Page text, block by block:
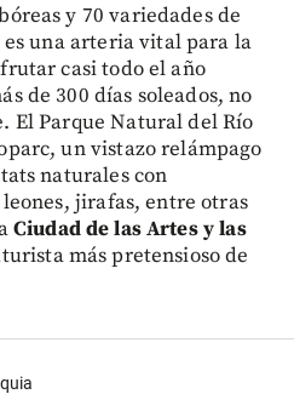
y 70 variedades de
una arteria vital para la
casi todo el año
de 300 días soleados, no
El Parque Natural del Río
un vistazo relámpago
naturales con
jirafas, entre otras
Ciudad de las Artes y las
más pretensioso de